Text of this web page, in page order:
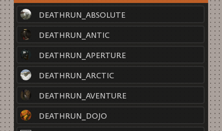
DEATHRUN_ABSOLUTE
DEATHRUN_ANTIC
DEATHRUN_APERTURE
DEATHRUN_ARCTIC
DEATHRUN_AVENTURE
DEATHRUN_DOJO